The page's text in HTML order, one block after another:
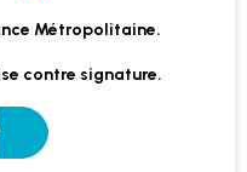
Métropolitaine.
contre signature.